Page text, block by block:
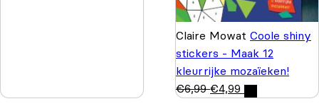
Claire Mowat Coole shiny
stickers - Maak 12
kleurrijke mozaïeken!
€6,99 €4,99